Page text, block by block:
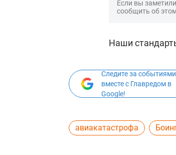
Если вы
сообщить об
Наши
Следите за событиями
вместе с Главредом в
Google!
авиакатастрофа